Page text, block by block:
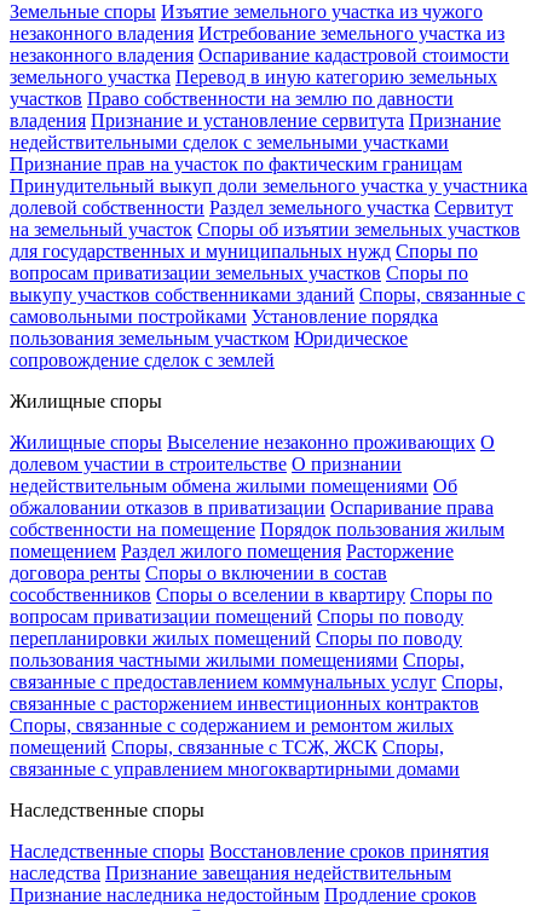
Земельные споры Изъятие земельного участка из чужого
незаконного владения Истребование земельного участка из
незаконного владения Оспаривание кадастровой стоимости
земельного участка Перевод в иную категорию земельных
участков Право собственности на землю по давности
владения Признание и установление сервитута Признание
недействительными сделок с земельными участками
Признание прав на участок по фактическим границам
Принудительный выкуп доли земельного участка у участника
долевой собственности Раздел земельного участка Сервитут
на земельный участок Споры об изъятии земельных участков
для государственных и муниципальных нужд Споры по
вопросам приватизации земельных участков Споры по
выкупу участков собственниками зданий Споры, связанные с
самовольными постройками Установление порядка
пользования земельным участком Юридическое
сопровождение сделок с землей
Жилищные споры
Жилищные споры Выселение незаконно проживающих О
долевом участии в строительстве О признании
недействительным обмена жилыми помещениями Об
обжаловании отказов в приватизации Оспаривание права
собственности на помещение Порядок пользования жилым
помещением Раздел жилого помещения Расторжение
договора ренты Споры о включении в состав
сособственников Споры о вселении в квартиру Споры по
вопросам приватизации помещений Споры по поводу
перепланировки жилых помещений Споры по поводу
пользования частными жилыми помещениями Споры,
связанные с предоставлением коммунальных услуг Споры,
связанные с расторжением инвестиционных контрактов
Споры, связанные с содержанием и ремонтом жилых
помещений Споры, связанные с ТСЖ, ЖСК Споры,
связанные с управлением многоквартирными домами
Наследственные споры
Наследственные споры Восстановление сроков принятия
наследства Признание завещания недействительным
Признание наследника недостойным Продление сроков